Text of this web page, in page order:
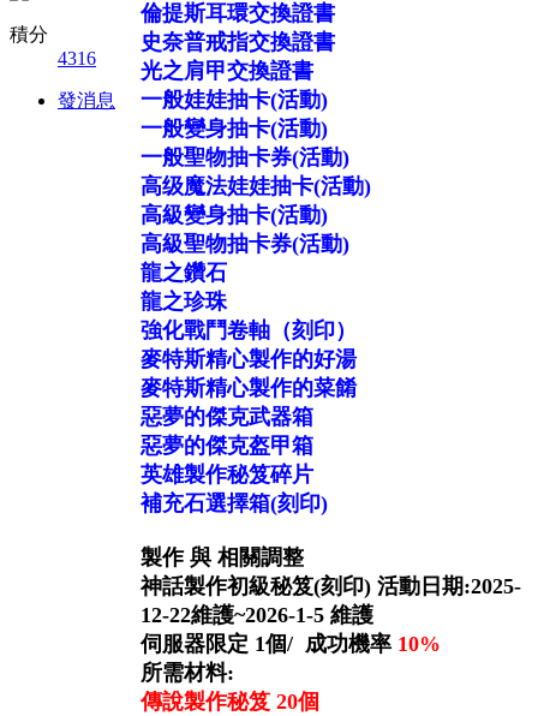
積分
4316
發消息
倫提斯耳環交換證書
史奈普戒指交換證書
光之肩甲交換證書
一般娃娃抽卡(活動)
一般變身抽卡(活動)
一般聖物抽卡券(活動)
高级魔法娃娃抽卡(活動)
高級變身抽卡(活動)
高級聖物抽卡券(活動)
龍之鑽石
龍之珍珠
強化戰鬥卷軸（刻印）
麥特斯精心製作的好湯
麥特斯精心製作的菜餚
惡夢的傑克武器箱
惡夢的傑克盔甲箱
英雄製作秘笈碎片
補充石選擇箱(刻印)
製作 與 相關調整
神話製作初級秘笈(刻印) 活動日期:2025-
12-22維護~2026-1-5 維護
伺服器限定 1個/ 成功機率 10%
所需材料:
傳說製作秘笈 20個